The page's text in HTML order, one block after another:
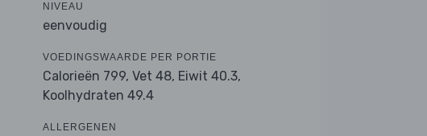
NIVEAU
eenvoudig
VOEDINGSWAARDE PER PORTIE
Calorieën 799, Vet 48, Eiwit 40.3,
Koolhydraten 49.4
ALLERGENEN